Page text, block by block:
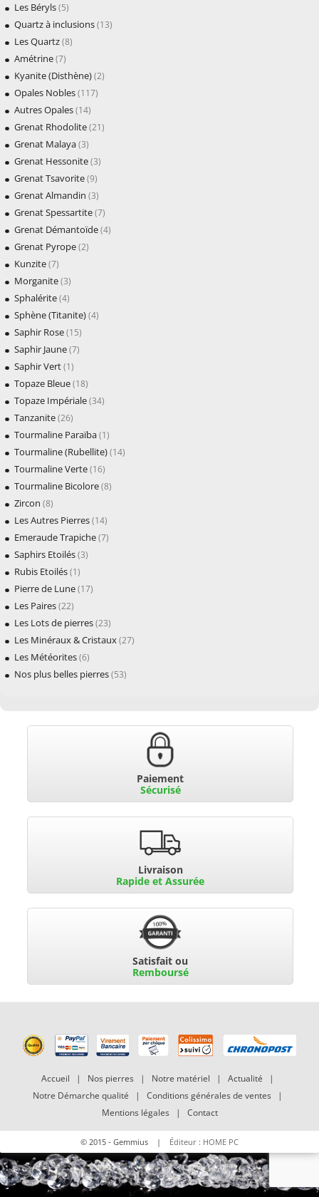
Les Béryls(5)
Quartz à inclusions(13)
Les Quartz(8)
Amétrine(7)
Kyanite (Disthène)(2)
Opales Nobles(117)
Autres Opales(14)
Grenat Rhodolite(21)
Grenat Malaya(3)
Grenat Hessonite(3)
Grenat Tsavorite(9)
Grenat Almandin (3)
Grenat Spessartite(7)
Grenat Démantoïde(4)
Grenat Pyrope(2)
Kunzite(7)
Morganite(3)
Sphalérite(4)
Sphène (Titanite)(4)
Saphir Rose(15)
Saphir Jaune(7)
Saphir Vert(1)
Topaze Bleue(18)
Topaze Impériale(34)
Tanzanite(26)
Tourmaline Paraïba(1)
Tourmaline (Rubellite)(14)
Tourmaline Verte(16)
Tourmaline Bicolore(8)
Zircon (8)
Les Autres Pierres(14)
Emeraude Trapiche(7)
Saphirs Etoilés(3)
Rubis Etoilés(1)
Pierre de Lune(17)
Les Paires(22)
Les Lots de pierres(23)
Les Minéraux & Cristaux(27)
Les Météorites(6)
Nos plus belles pierres(53)
Paiement
Sécurisé
Livraison
Rapide et Assurée
Satisfait ou
Remboursé
Accueil | Nos pierres | Notre matériel | Actualité |
Notre Démarche qualité | Conditions générales de ventes |
Mentions légales | Contact
© 2015 - Gemmius | Éditeur : HOME PC